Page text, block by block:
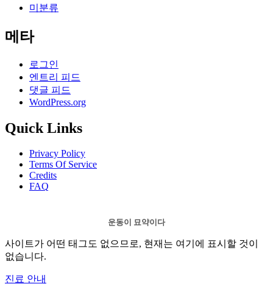
미분류
메타
로그인
엔트리 피드
댓글 피드
WordPress.org
Quick Links
Privacy Policy
Terms Of Service
Credits
FAQ
운동이 묘약이다
사이트가 어떤 태그도 없으므로, 현재는 여기에 표시할 것이
없습니다.
진료 안내